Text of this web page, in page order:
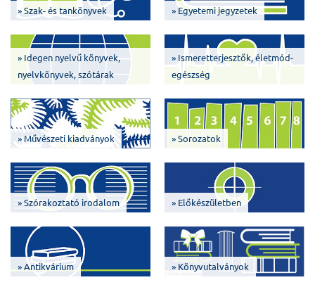
» Szak- és tankönyvek » Egyetemi jegyzetek
» Idegen nyelvű könyvek,
nyelvkönyvek, szótárak
» Ismeretterjesztők, életmód-
egészség
» Művészeti kiadványok » Sorozatok
» Szórakoztató irodalom » Előkészületben
» Antikvárium » Könyvutalványok